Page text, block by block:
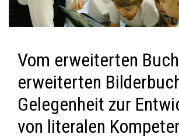
Vom erweiterten
erweiterten
Gelegenheit zur
von literalen